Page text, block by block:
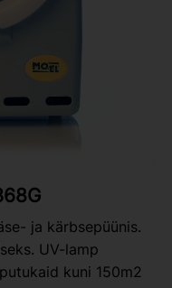
ja kärbsepüünis.
UV-lamp
kuni 150m2